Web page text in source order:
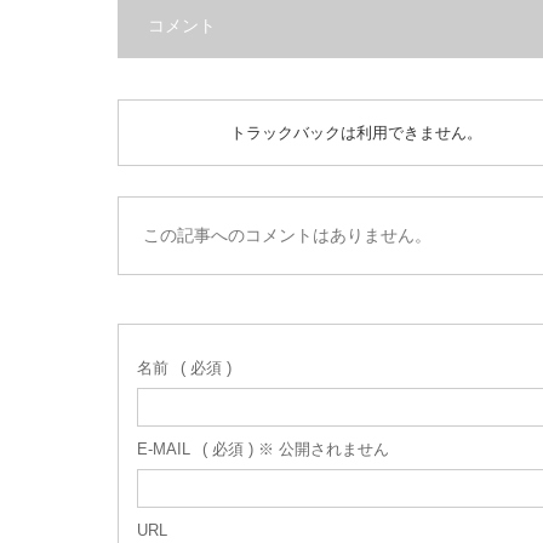
コメント
トラックバックは利用できません。
この記事へのコメントはありません。
名前 ( 必須 )
E-MAIL ( 必須 ) ※ 公開されません
URL